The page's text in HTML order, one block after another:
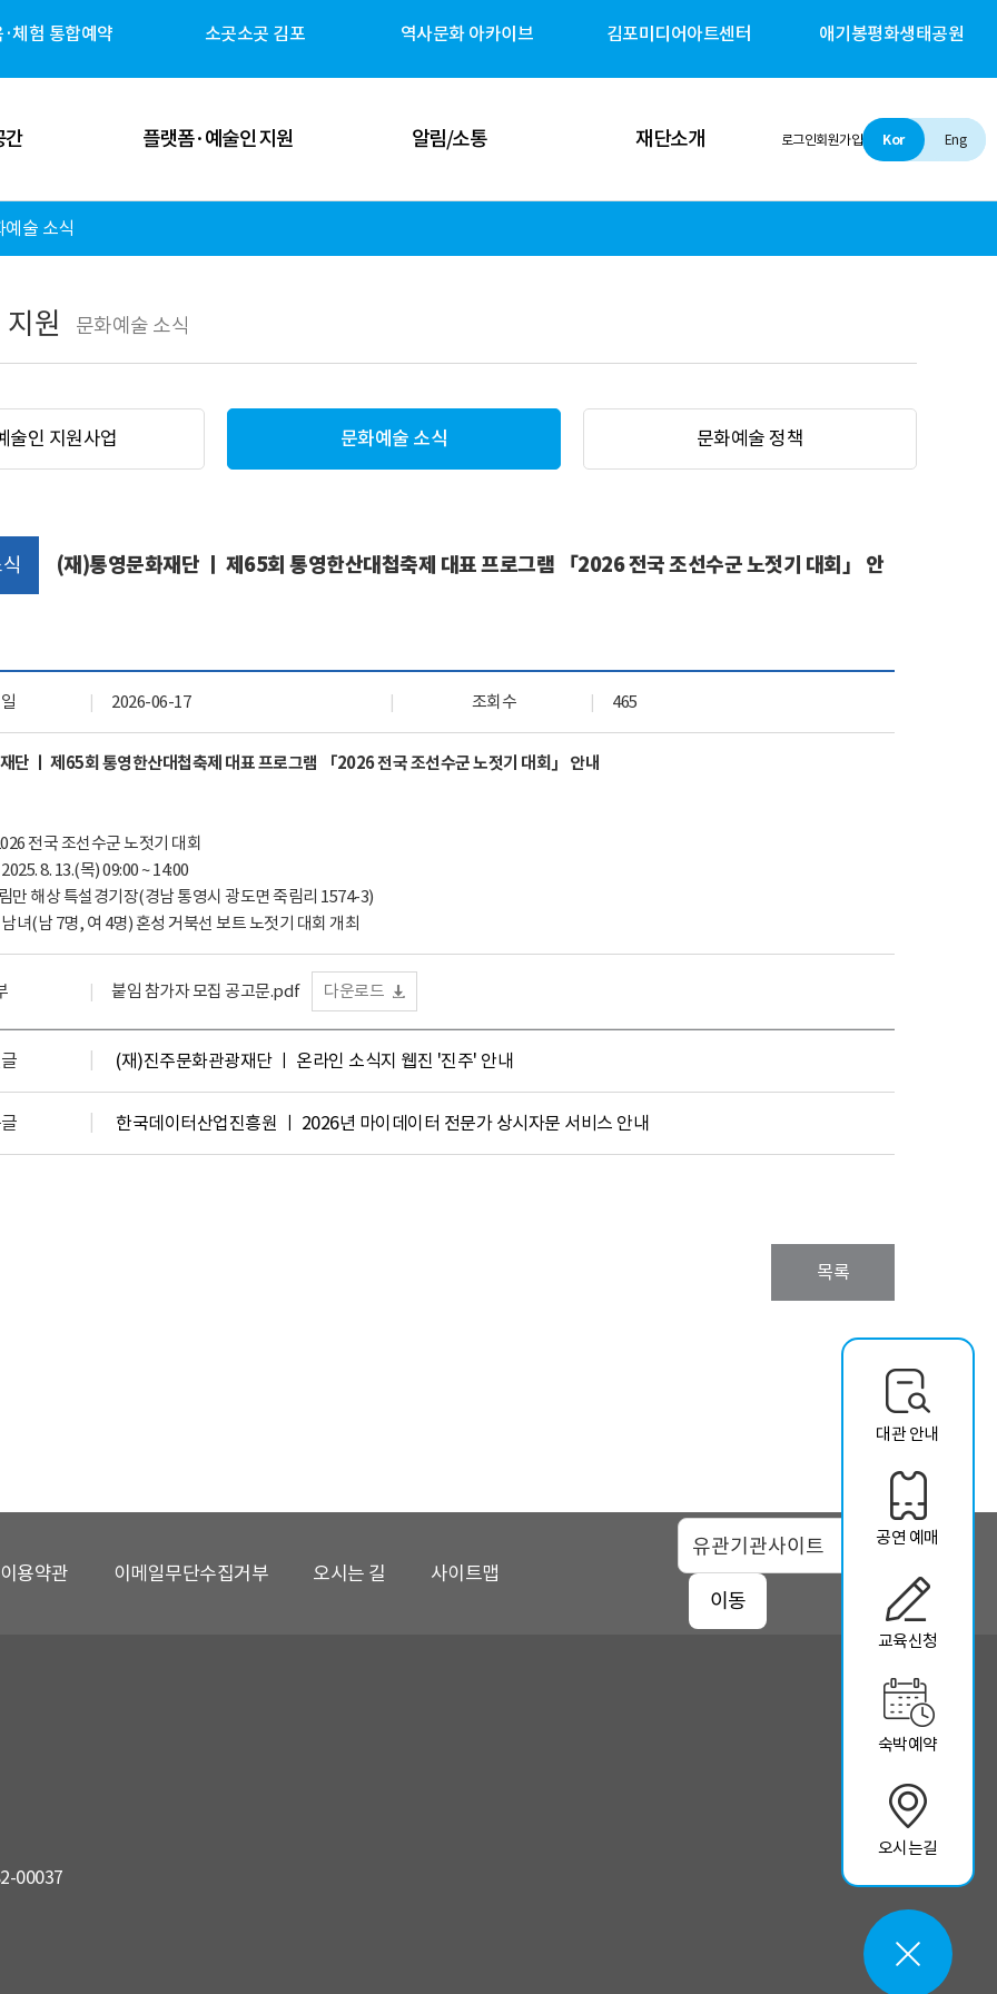
체험 통합예약 소곳소곳 김포 역사문화 아카이브 김포미디어아트센터 애기봉평화생태공원
간
공간
내
플랫폼·예술인 지원 알림/소통
미디어 갤러리
회원 전용 자료실
재단소개
문화곳간
로그인회원가입 Kor Eng
예술 소식
원 문화예술 소식
술인 지원사업 문화예술 소식 문화예술 정책
(재)통영문화재단 ㅣ 제65회 통영한산대첩축제 대표 프로그램 「2026 전국 조선수군 노젓기 대회」 안
2026-06-17 조회수 465
단 ㅣ 제65회 통영한산대첩축제 대표 프로그램 「2026 전국 조선수군 노젓기 대회」 안내
전국 조선수군 노젓기 대회
8. 13.(목) 09:00 ~ 14:00
해상 특설경기장(경남 통영시 광도면 죽림리 1574-3)
녀(남 7명, 여 4명) 혼성 거북선 보트 노젓기 대회 개최
붙임 참가자 모집 공고문.pdf 다운로드
(재)진주문화관광재단 ㅣ 온라인 소식지 웹진 '진주' 안내
한국데이터산업진흥원 ㅣ 2026년 마이데이터 전문가 상시자문 서비스 안내
목록
이용약관 이메일무단수집거부 오시는 길 사이트맵
이동
00037
대관 안내
공연 예매
교육신청
숙박예약
오시는길